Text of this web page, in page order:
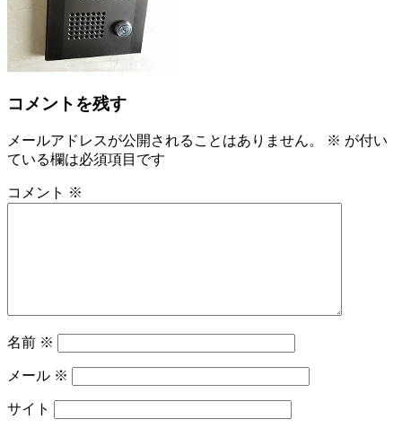
コメントを残す
メールアドレスが公開されることはありません。 ※ が付い
ている欄は必須項目です
コメント ※
名前 ※
メール ※
サイト